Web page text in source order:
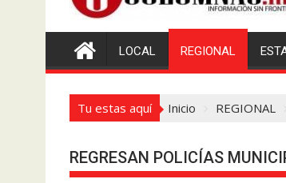
LOCAL REGIONAL
Tu estas aquí Inicio REGIONAL
REGRESAN POLICÍAS